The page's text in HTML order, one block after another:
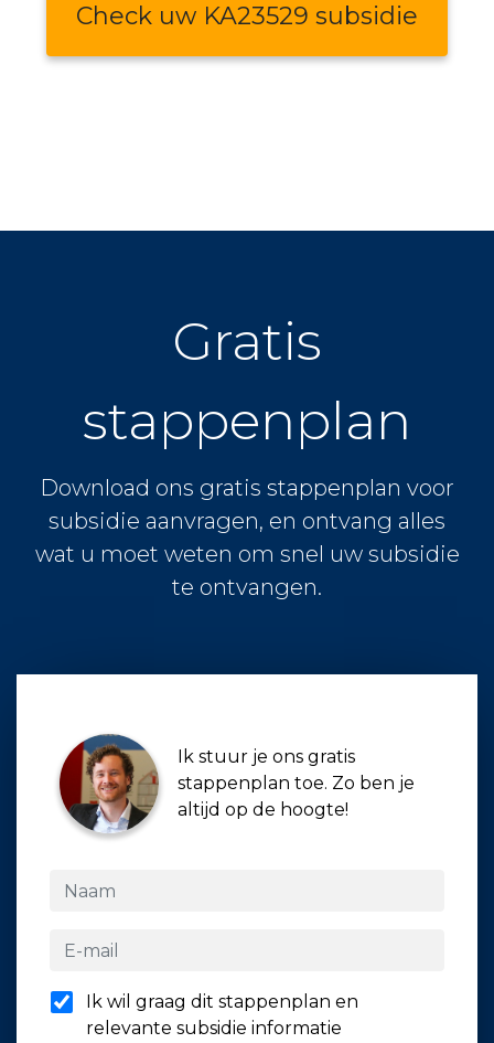
Check uw KA23529 subsidie
Gratis
stappenplan
Download ons gratis stappenplan voor
subsidie aanvragen, en ontvang alles
wat u moet weten om snel uw subsidie
te ontvangen.
Ik stuur je ons gratis
stappenplan toe. Zo ben je
altijd op de hoogte!
Ik wil graag dit stappenplan en
relevante subsidie informatie